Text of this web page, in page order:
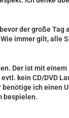
der große
immer gilt, alle
Der ist mit
kein CD/DVD
ich einen
bespielen.